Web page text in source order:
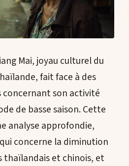
Mai, joyau culturel du
fait face à des
concernant son activité
de basse saison. Cette
analyse approfondie,
concerne la diminution
thaïlandais et chinois, et